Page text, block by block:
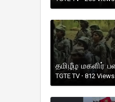
TGTE TV · 812 Views